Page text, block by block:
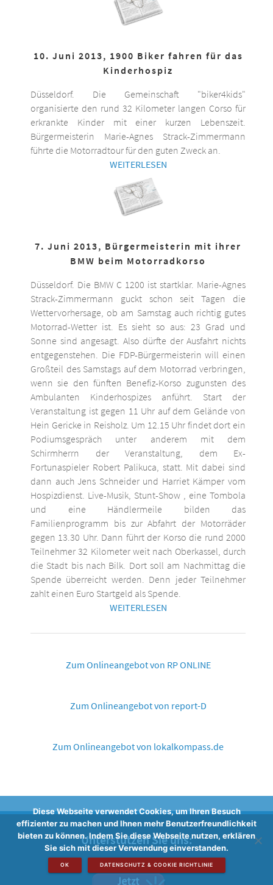
10. Juni 2013, 1900 Biker fahren für das
Kinderhospiz
Düsseldorf. Die Gemeinschaft "biker4kids"
organisierte den rund 32 Kilometer langen Corso für
erkrankte Kinder mit einer kurzen Lebenszeit.
Bürgermeisterin Marie-Agnes Strack-Zimmermann
führte die Motorradtour für den guten Zweck an.
WEITERLESEN
7. Juni 2013, Bürgermeisterin mit ihrer
BMW beim Motorradkorso
Düsseldorf. Die BMW C 1200 ist startklar. Marie-Agnes
Strack-Zimmermann guckt schon seit Tagen die
Wettervorhersage, ob am Samstag auch richtig gutes
Motorrad-Wetter ist. Es sieht so aus: 23 Grad und
Sonne sind angesagt. Also dürfte der Ausfahrt nichts
entgegenstehen. Die FDP-Bürgermeisterin will einen
Großteil des Samstags auf dem Motorrad verbringen,
wenn sie den fünften Benefiz-Korso zugunsten des
Ambulanten Kinderhospizes anführt. Start der
Veranstaltung ist gegen 11 Uhr auf dem Gelände von
Hein Gericke in Reisholz. Um 12.15 Uhr findet dort ein
Podiumsgespräch unter anderem mit dem
Schirmherrn der Veranstaltung, dem Ex-
Fortunaspieler Robert Palikuca, statt. Mit dabei sind
dann auch Jens Schneider und Harriet Kämper vom
Hospizdienst. Live-Musik, Stunt-Show , eine Tombola
und eine Händlermeile bilden das
Familienprogramm bis zur Abfahrt der Motorräder
gegen 13.30 Uhr. Dann führt der Korso die rund 2000
Teilnehmer 32 Kilometer weit nach Oberkassel, durch
die Stadt bis nach Bilk. Dort soll am Nachmittag die
Spende überreicht werden. Denn jeder Teilnehmer
zahlt einen Euro Startgeld als Spende.
WEITERLESEN
Zum Onlineangebot von RP ONLINE
Zum Onlineangebot von report-D
Zum Onlineangebot von lokalkompass.de
Unterstützen Sie uns:
Diese Webseite verwendet Cookies, um Ihren Besuch
effizienter zu machen und Ihnen mehr Benutzerfreundlichkeit
bieten zu können. Indem Sie diese Webseite nutzen, erklären
Sie sich mit dieser Verwendung einverstanden.
OK DATENSCHUTZ & COOKIE RICHTLINIE